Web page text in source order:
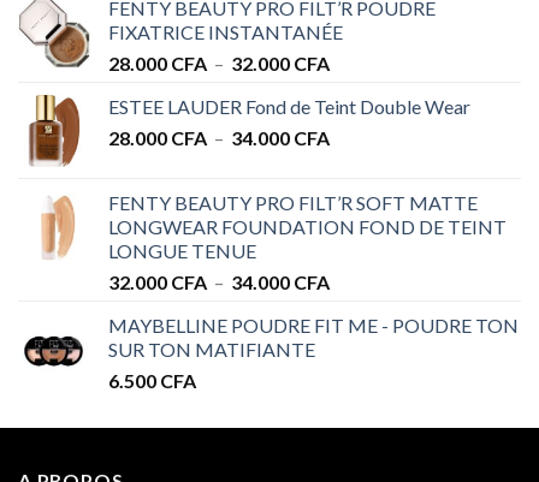
FENTY BEAUTY PRO FILT’R POUDRE
FIXATRICE INSTANTANÉE
28.000 CFA – 32.000 CFA
prix :
28.000 CFA
ESTEE LAUDER Fond de Teint Double Wear
28.000 CFA – 34.000 CFA
28.000 CFA
à
FENTY BEAUTY PRO FILT’R SOFT MATTE
LONGWEAR FOUNDATION FOND DE TEINT
LONGUE TENUE
32.000 CFA – 34.000 CFA
prix :
MAYBELLINE POUDRE FIT ME - POUDRE TON
SUR TON MATIFIANTE
6.500 CFA